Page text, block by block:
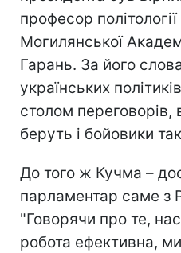
професор
Могилянської
Гарань. За його
українських
столом переговорів,
беруть і бойовики
До того ж Кучма –
парламентар саме з
"Говорячи про те,
робота ефективна,